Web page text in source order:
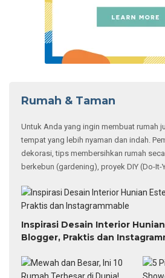
Rumah & Taman
Untuk Anda yang ingin membuat rumah
tempat yang lebih nyaman dan indah.
dekorasi, tips membersihkan rumah
berkebun (gardening), proyek DIY (Do-
Inspirasi Desain Interior
Blogger, Praktis dan